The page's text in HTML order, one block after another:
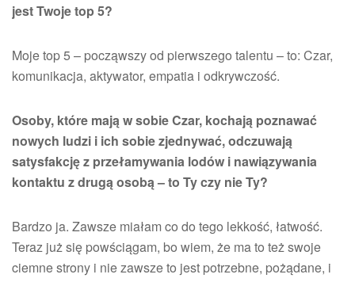
jest Twoje top 5?
Moje top 5 – począwszy od pierwszego talentu – to: Czar,
komunikacja, aktywator, empatia i odkrywczość.
Osoby, które mają w sobie Czar, kochają poznawać
nowych ludzi i ich sobie zjednywać, odczuwają
satysfakcję z przełamywania lodów i nawiązywania
kontaktu z drugą osobą – to Ty czy nie Ty?
Bardzo ja. Zawsze miałam co do tego lekkość, łatwość.
Teraz już się powściągam, bo wiem, że ma to też swoje
ciemne strony i nie zawsze to jest potrzebne, pożądane, i